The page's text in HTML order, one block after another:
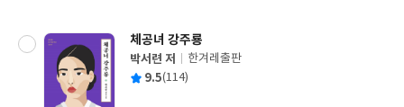
체공녀 강주룡
글
쓴
박서련 저
출
한겨레출판
평 9.5(114)